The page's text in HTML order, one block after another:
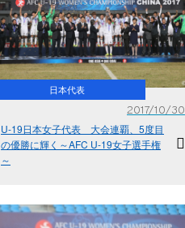
日本代表
2017/10/30
U-19日本女子代表 大会連覇、5度目
の優勝に輝く～AFC U-19女子選手権
～